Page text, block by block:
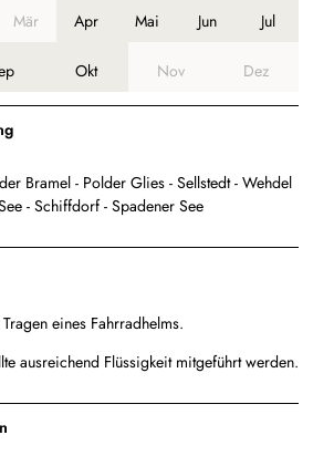
Mär Apr Mai Jun Jul
Okt Nov Dez
Bramel - Polder Glies - Sellstedt - Wehdel
- Schiffdorf - Spadener See
eines Fahrradhelms.
ausreichend Flüssigkeit mitgeführt werden.